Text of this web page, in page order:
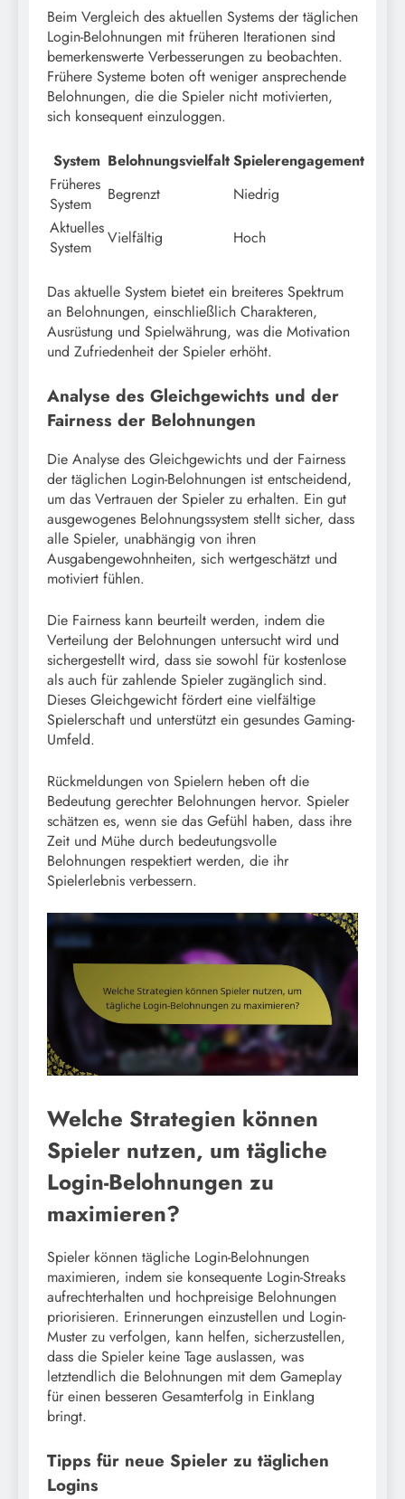
Beim Vergleich des aktuellen Systems der täglichen
Login-Belohnungen mit früheren Iterationen sind
bemerkenswerte Verbesserungen zu beobachten.
Frühere Systeme boten oft weniger ansprechende
Belohnungen, die die Spieler nicht motivierten,
sich konsequent einzuloggen.
System BelohnungsvielfaltSpielerengagement
Früheres
System
Begrenzt
Niedrig
Aktuelles
System
Vielfältig Hoch
Das aktuelle System bietet ein breiteres Spektrum
an Belohnungen, einschließlich Charakteren,
Ausrüstung und Spielwährung, was die Motivation
und Zufriedenheit der Spieler erhöht.
Analyse des Gleichgewichts und der
Fairness der Belohnungen
Die Analyse des Gleichgewichts und der Fairness
der täglichen Login-Belohnungen ist entscheidend,
um das Vertrauen der Spieler zu erhalten. Ein gut
ausgewogenes Belohnungssystem stellt sicher, dass
alle Spieler, unabhängig von ihren
Ausgabengewohnheiten, sich wertgeschätzt und
motiviert fühlen.
Die Fairness kann beurteilt werden, indem die
Verteilung der Belohnungen untersucht wird und
sichergestellt wird, dass sie sowohl für kostenlose
als auch für zahlende Spieler zugänglich sind.
Dieses Gleichgewicht fördert eine vielfältige
Spielerschaft und unterstützt ein gesundes Gaming-
Umfeld.
Rückmeldungen von Spielern heben oft die
Bedeutung gerechter Belohnungen hervor. Spieler
schätzen es, wenn sie das Gefühl haben, dass ihre
Zeit und Mühe durch bedeutungsvolle
Belohnungen respektiert werden, die ihr
Spielerlebnis verbessern.
Welche Strategien können
Spieler nutzen, um tägliche
Login-Belohnungen zu
maximieren?
Spieler können tägliche Login-Belohnungen
maximieren, indem sie konsequente Login-Streaks
aufrechterhalten und hochpreisige Belohnungen
priorisieren. Erinnerungen einzustellen und Login-
Muster zu verfolgen, kann helfen, sicherzustellen,
dass die Spieler keine Tage auslassen, was
letztendlich die Belohnungen mit dem Gameplay
für einen besseren Gesamterfolg in Einklang
bringt.
Tipps für neue Spieler zu täglichen
Logins